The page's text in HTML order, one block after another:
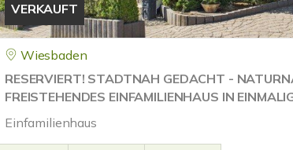
VERKAUFT
Wiesbaden
RESERVIERT! STADTNAH GEDACHT -
FREISTEHENDES EINFAMILIENHAUS IN
Einfamilienhaus